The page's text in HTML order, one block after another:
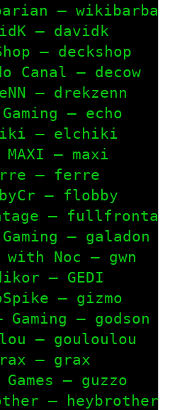
– wikibarbar
– davidk
– deckshop
Canal – decow
– drekzenn
– echo
– elchiki
MAXI – maxi
– ferre
– flobby
– fullfrontage
– galadon
with Noc – gwn
– GEDI
– gizmo
Gaming – godson
– gouloulou
– grax
Games – guzzo
– heybrother